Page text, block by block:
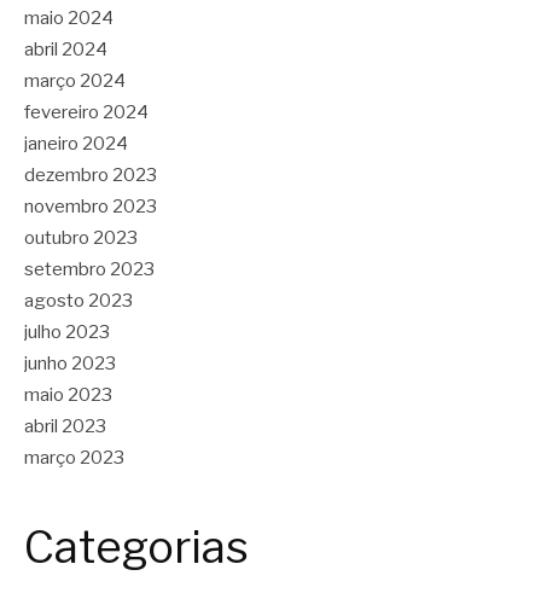
maio 2024
abril 2024
março 2024
fevereiro 2024
janeiro 2024
dezembro 2023
novembro 2023
outubro 2023
setembro 2023
agosto 2023
julho 2023
junho 2023
maio 2023
abril 2023
março 2023
Categorias